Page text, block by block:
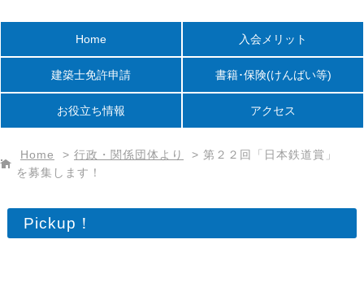
Home 入会メリット
建築士免許申請 書籍･保険(けんばい等)
お役立ち情報 アクセス
Home > 行政・関係団体より > 第２２回「日本鉄道賞」
を募集します！
Pickup！